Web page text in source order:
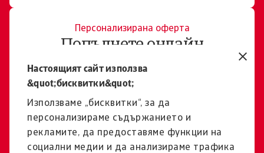
Настоящият сайт използва
&quot;бисквитки&quot;
Използваме „бисквитки“, за да
персонализираме съдържанието и
рекламите, да предоставяме функции на
социални медии и да анализираме трафика
Персонализирана оферта
Попълнете онлайн
въпросника и ще получете
персонализираната ни
оферта
Онлайн въпросник